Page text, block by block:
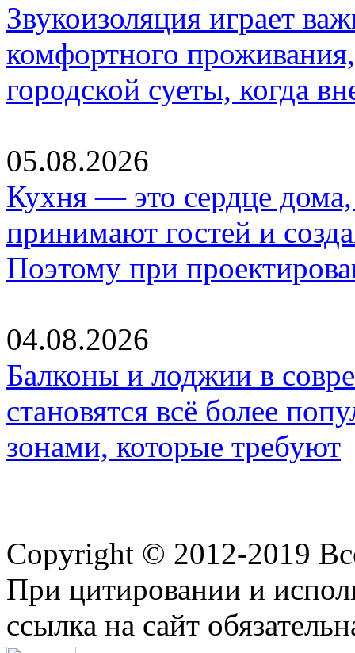
Звукоизоляция играет
комфортного
городской суеты, когда
05.08.2026
Кухня — это сердце дома,
принимают гостей и
Поэтому при
04.08.2026
Балконы и лоджии в
становятся всё более
зонами, которые требуют
Copyright © 2012-2019
При цитировании и
ссылка на сайт